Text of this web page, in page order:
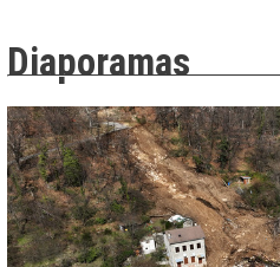
Diaporamas